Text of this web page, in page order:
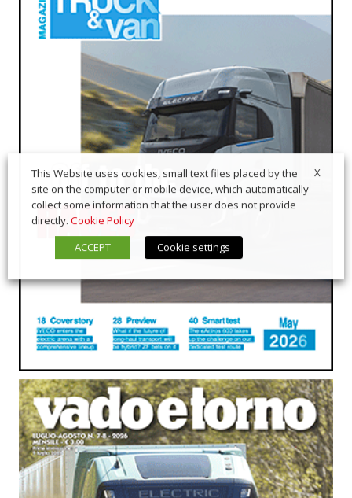
X
This Website uses cookies, small text files placed by the
site on the computer or mobile device, which automatically
collect some information that the user does not provide
directly. Cookie Policy
ACCEPT
Cookie settings